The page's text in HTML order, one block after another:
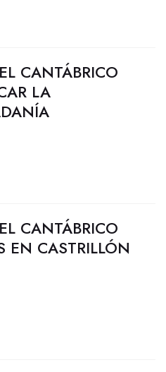
CANTÁBRICO
LA
CANTÁBRICO
EN CASTRILLÓN